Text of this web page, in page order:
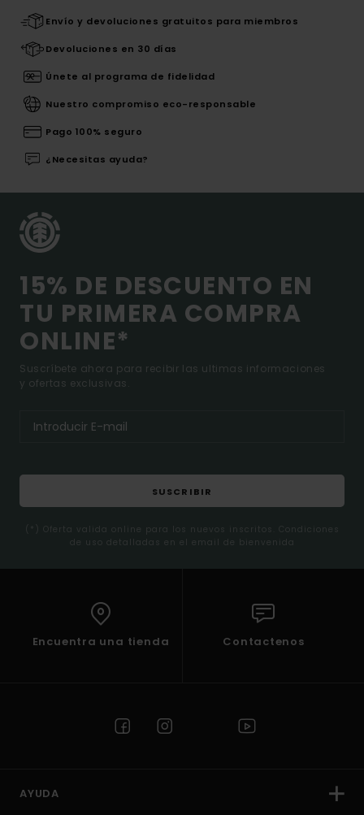
Envío y devoluciones gratuitos para miembros
Devoluciones en 30 días
Únete al programa de fidelidad
Nuestro compromiso eco-responsable
Pago 100% seguro
¿Necesitas ayuda?
15% DE DESCUENTO EN
TU PRIMERA COMPRA
ONLINE*
Suscríbete ahora para recibir las ultimas informaciones
y ofertas exclusivas.
SUSCRIBIR
(*) Oferta valida online para los nuevos inscritos. Condiciones
de uso detalladas en el email de bienvenida
Encuentra una tienda Contactenos
AYUDA